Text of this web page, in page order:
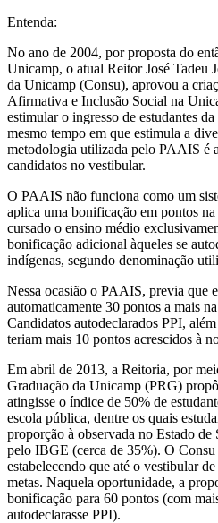
Entenda:
No ano de 2004, por proposta do
Unicamp, o atual Reitor José Tadeu
da Unicamp (Consu), aprovou a
Afirmativa e Inclusão Social na
estimular o ingresso de estudantes
mesmo tempo em que estimula a
metodologia utilizada pelo PAAIS é
candidatos no vestibular.
O PAAIS não funciona como um
aplica uma bonificação em pontos
cursado o ensino médio
bonificação adicional àqueles se
indígenas, segundo denominação
Nessa ocasião o PAAIS, previa que
automaticamente 30 pontos a mais
Candidatos autodeclarados PPI,
teriam mais 10 pontos acrescidos à
Em abril de 2013, a Reitoria, por
Graduação da Unicamp (PRG)
atingisse o índice de 50% de
escola pública, dentre os quais
proporção à observada no Estado
pelo IBGE (cerca de 35%). O Consu
estabelecendo que até o vestibular
metas. Naquela oportunidade, a
bonificação para 60 pontos (com
autodeclarasse PPI).